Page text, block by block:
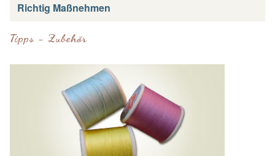
Richtig Maßnehmen
Tipps - Zubehör